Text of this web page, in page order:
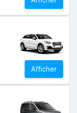
Afficher